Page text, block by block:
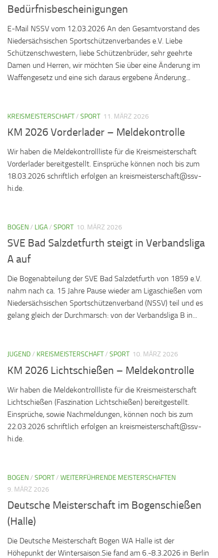
Bedürfnisbescheinigungen
E-Mail NSSV vom 12.03.2026 An den Gesamtvorstand des
Niedersächsischen Sportschützenverbandes e.V. Liebe
Schützenschwestern, liebe Schützenbrüder, sehr geehrte
Damen und Herren, wir möchten Sie über eine Änderung im
Waffengesetz und eine sich daraus ergebene Änderung...
KREISMEISTERSCHAFT/ SPORT 11. MÄRZ 2026
KM 2026 Vorderlader – Meldekontrolle
Wir haben die Meldekontrollliste für die Kreismeisterschaft
Vorderlader bereitgestellt. Einsprüche können noch bis zum
18.03.2026 schriftlich erfolgen an kreismeisterschaft@ssv-
hi.de.
BOGEN/ LIGA/ SPORT 10. MÄRZ 2026
SVE Bad Salzdetfurth steigt in Verbandsliga
A auf
Die Bogenabteilung der SVE Bad Salzdetfurth von 1859 e.V.
nahm nach ca. 15 Jahre Pause wieder am Ligaschießen vom
Niedersächsischen Sportschützenverband (NSSV) teil und es
gelang gleich der Durchmarsch: von der Verbandsliga B in...
JUGEND/ KREISMEISTERSCHAFT/ SPORT 10. MÄRZ 2026
KM 2026 Lichtschießen – Meldekontrolle
Wir haben die Meldekontrollliste für die Kreismeisterschaft
Lichtschießen (Faszination Lichtschießen) bereitgestellt.
Einsprüche, sowie Nachmeldungen, können noch bis zum
22.03.2026 schriftlich erfolgen an kreismeisterschaft@ssv-
hi.de.
BOGEN/ SPORT/ WEITERFÜHRENDE MEISTERSCHAFTEN
9. MÄRZ 2026
Deutsche Meisterschaft im Bogenschießen
(Halle)
Die Deutsche Meisterschaft Bogen WA Halle ist der
Höhepunkt der Wintersaison.Sie fand am 6.-8.3.2026 in Berlin